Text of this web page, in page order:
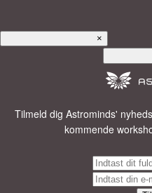
×
Tilmeld dig Astrominds'
kommende